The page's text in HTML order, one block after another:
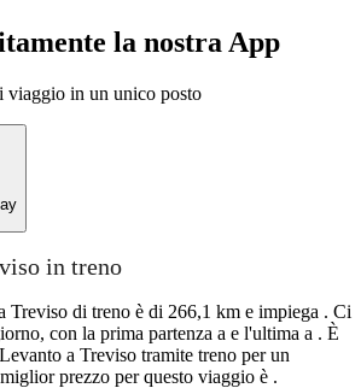
la nostra App
viaggio in un unico posto
in treno
Treviso di treno è di 266,1 km e impiega . Ci
con la prima partenza a e l'ultima a . È
a Treviso tramite treno per un
prezzo per questo viaggio è .